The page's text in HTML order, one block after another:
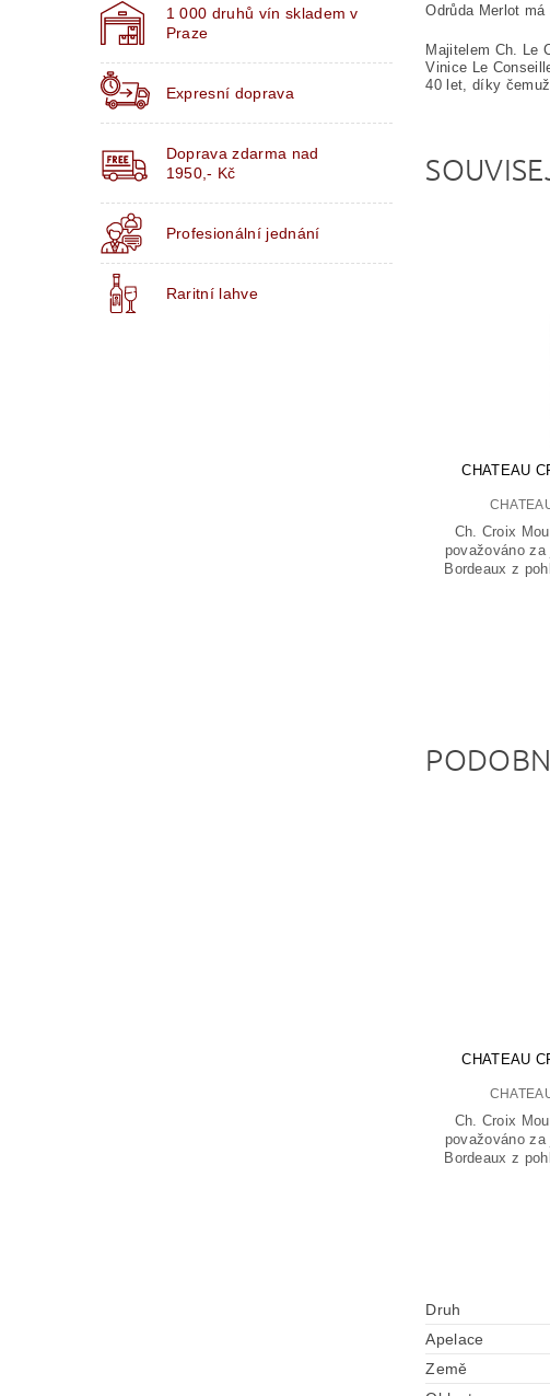
1 000 druhů vín skladem v
Praze
Expresní doprava
Doprava zdarma nad
1950,- Kč
Profesionální jednání
Raritní lahve
Odrůda Merlot
Majitelem Ch. Le
Vinice Le
40 let, díky
CHATEAU
Ch. Croix
považováno
Bordeaux z
CHATEAU
Ch. Croix
považováno
Bordeaux z
Druh
Apelace
Země